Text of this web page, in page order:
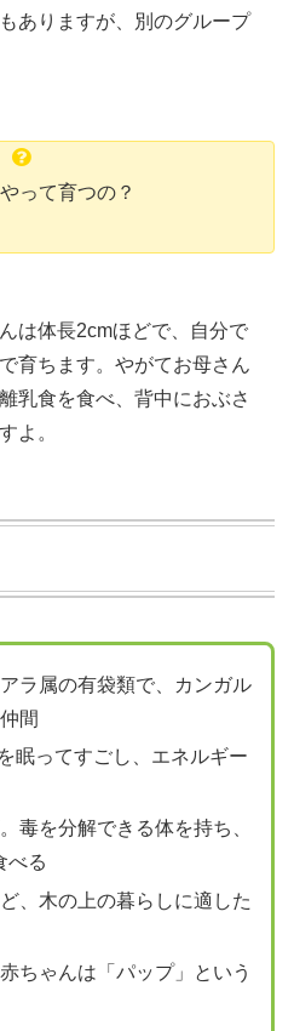
ありますが、別のグループ
って育つの？
は体長2cmほどで、自分で
育ちます。やがてお母さん
乳食を食べ、背中におぶさ
よ。
ラ属の有袋類で、カンガル
間
眠ってすごし、エネルギー
毒を分解できる体を持ち、
べる
、木の上の暮らしに適した
ちゃんは「パップ」という